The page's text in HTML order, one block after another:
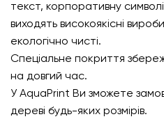
текст, корпоративну
виходять високоякісні
екологічно чисті.
Спеціальне покриття
на довгий час.
У AquaPrint Ви зможете
дереві будь-яких розмірів.